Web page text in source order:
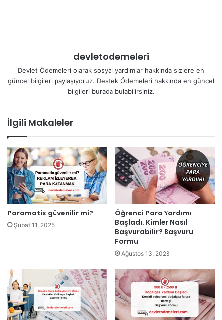
devletodemeleri
Devlet Ödemeleri olarak sosyal yardımlar hakkında sizlere en
güncel bilgileri paylaşıyoruz. Destek Ödemeleri hakkında en güncel
bilgileri burada bulabilirsiniz.
İlgili Makaleler
Paramatix güvenilir mi?
Şubat 11, 2025
Öğrenci Para Yardımı
Başladı. Kimler Nasıl
Başvurabilir? Başvuru
Formu
Ağustos 13, 2023